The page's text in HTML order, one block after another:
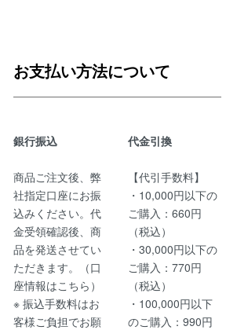
お支払い方法について
銀行振込
商品ご注文後、弊
社指定口座にお振
込みください。代
金受領確認後、商
品を発送させてい
ただきます。（口
座情報はこちら ）
※ 振込手数料はお
客様ご負担でお願
代金引換
【代引手数料】
・10,000円以下の
ご購入：660円
（税込）
・30,000円以下の
ご購入：770円
（税込）
・100,000円以下
のご購入：990円